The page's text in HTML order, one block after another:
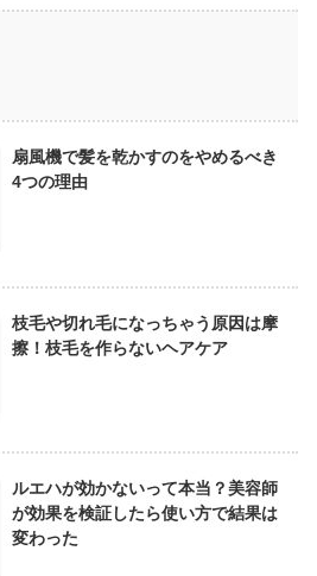
扇風機で髪を乾かすのをやめるべき
4つの理由
枝毛や切れ毛になっちゃう原因は摩
擦！枝毛を作らないヘアケア
ルエハが効かないって本当？美容師
が効果を検証したら使い方で結果は
変わった